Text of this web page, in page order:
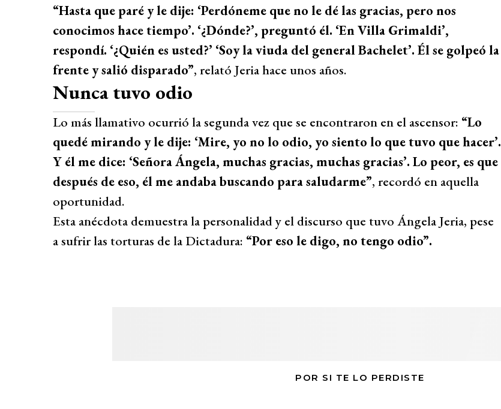
“Hasta que paré y le dije: ‘Perdóneme que no le dé las gracias, pero nos
conocimos hace tiempo’. ‘¿Dónde?’, preguntó él. ‘En Villa Grimaldi’,
respondí. ‘¿Quién es usted?’ ‘Soy la viuda del general Bachelet’. Él se golpeó la
frente y salió disparado”, relató Jeria hace unos años.
Nunca tuvo odio
Lo más llamativo ocurrió la segunda vez que se encontraron en el ascensor: “Lo
quedé mirando y le dije: ‘Mire, yo no lo odio, yo siento lo que tuvo que hacer’.
Y él me dice: ‘Señora Ángela, muchas gracias, muchas gracias’. Lo peor, es que
después de eso, él me andaba buscando para saludarme”, recordó en aquella
oportunidad.
Esta anécdota demuestra la personalidad y el discurso que tuvo Ángela Jeria, pese
a sufrir las torturas de la Dictadura: “Por eso le digo, no tengo odio”.
POR SI TE LO PERDISTE